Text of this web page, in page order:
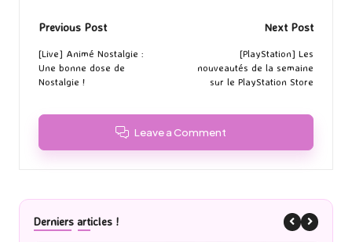
Post
navigation
Previous Post
[Live] Animé Nostalgie :
Une bonne dose de
Nostalgie !
Next Post
[PlayStation] Les
nouveautés de la semaine
sur le PlayStation Store
Leave a Comment
Derniers articles !